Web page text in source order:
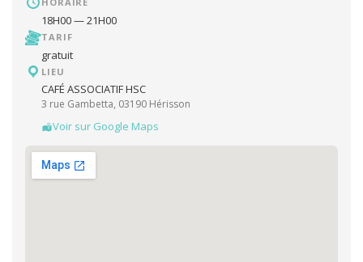
18H00 — 21H00
TARIF
gratuit
LIEU
CAFÉ ASSOCIATIF HSC
3 rue Gambetta, 03190 Hérisson
Voir sur Google Maps